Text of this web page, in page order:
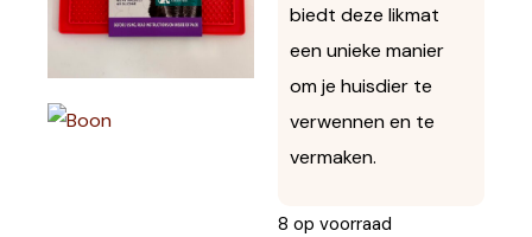
biedt deze likmat
een unieke manier
om je huisdier te
verwennen en te
vermaken.
8 op voorraad